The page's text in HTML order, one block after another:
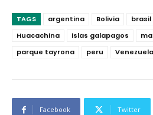
TAGS argentina Bolivia brasil
Huacachina
islas galapagos
parque tayrona
peru Venezuela
Facebook Twitter